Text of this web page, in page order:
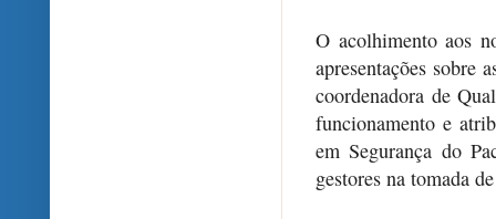
O acolhimento aos
apresentações sobre
coordenadora de
funcionamento e
em Segurança do
gestores na tomada